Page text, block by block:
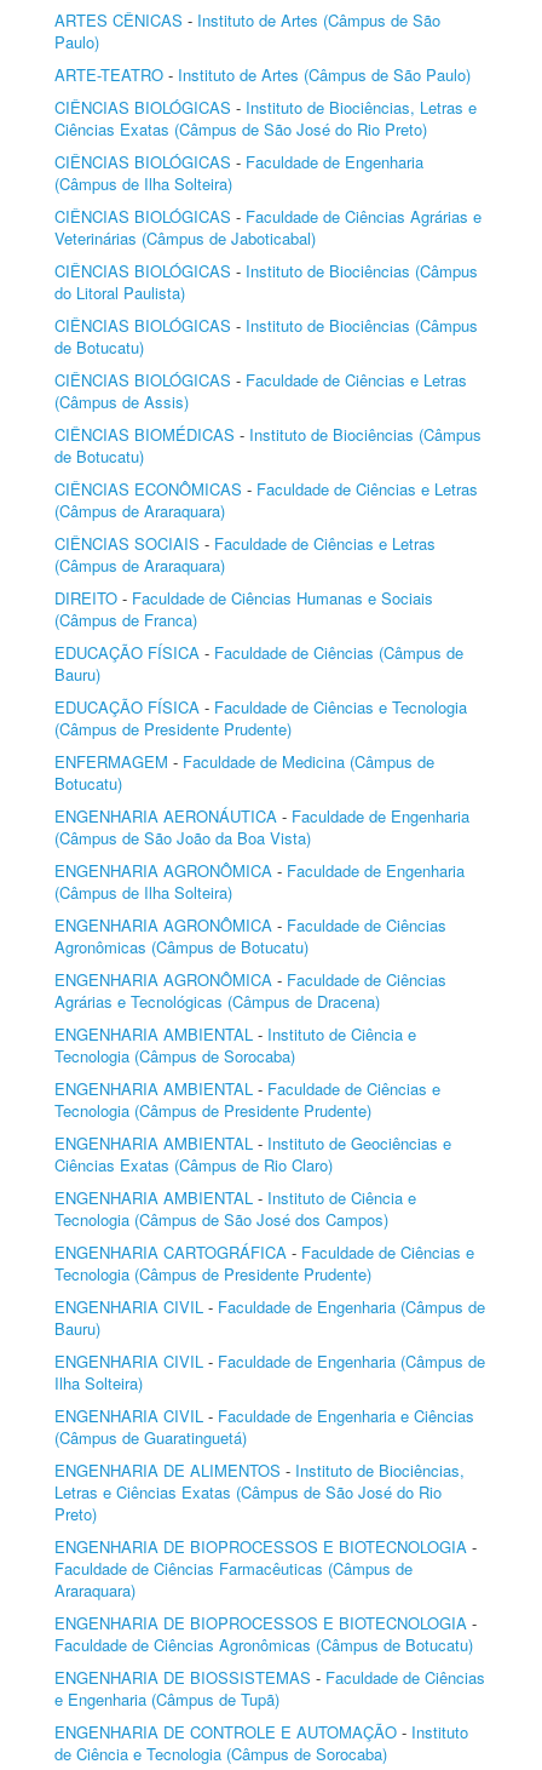
ARTES CÊNICAS - Instituto de Artes (Câmpus de São
Paulo)
ARTE-TEATRO - Instituto de Artes (Câmpus de São Paulo)
CIÊNCIAS BIOLÓGICAS - Instituto de Biociências, Letras e
Ciências Exatas (Câmpus de São José do Rio Preto)
CIÊNCIAS BIOLÓGICAS - Faculdade de Engenharia
(Câmpus de Ilha Solteira)
CIÊNCIAS BIOLÓGICAS - Faculdade de Ciências Agrárias e
Veterinárias (Câmpus de Jaboticabal)
CIÊNCIAS BIOLÓGICAS - Instituto de Biociências (Câmpus
do Litoral Paulista)
CIÊNCIAS BIOLÓGICAS - Instituto de Biociências (Câmpus
de Botucatu)
CIÊNCIAS BIOLÓGICAS - Faculdade de Ciências e Letras
(Câmpus de Assis)
CIÊNCIAS BIOMÉDICAS - Instituto de Biociências (Câmpus
de Botucatu)
CIÊNCIAS ECONÔMICAS - Faculdade de Ciências e Letras
(Câmpus de Araraquara)
CIÊNCIAS SOCIAIS - Faculdade de Ciências e Letras
(Câmpus de Araraquara)
DIREITO - Faculdade de Ciências Humanas e Sociais
(Câmpus de Franca)
EDUCAÇÃO FÍSICA - Faculdade de Ciências (Câmpus de
Bauru)
EDUCAÇÃO FÍSICA - Faculdade de Ciências e Tecnologia
(Câmpus de Presidente Prudente)
ENFERMAGEM - Faculdade de Medicina (Câmpus de
Botucatu)
ENGENHARIA AERONÁUTICA - Faculdade de Engenharia
(Câmpus de São João da Boa Vista)
ENGENHARIA AGRONÔMICA - Faculdade de Engenharia
(Câmpus de Ilha Solteira)
ENGENHARIA AGRONÔMICA - Faculdade de Ciências
Agronômicas (Câmpus de Botucatu)
ENGENHARIA AGRONÔMICA - Faculdade de Ciências
Agrárias e Tecnológicas (Câmpus de Dracena)
ENGENHARIA AMBIENTAL - Instituto de Ciência e
Tecnologia (Câmpus de Sorocaba)
ENGENHARIA AMBIENTAL - Faculdade de Ciências e
Tecnologia (Câmpus de Presidente Prudente)
ENGENHARIA AMBIENTAL - Instituto de Geociências e
Ciências Exatas (Câmpus de Rio Claro)
ENGENHARIA AMBIENTAL - Instituto de Ciência e
Tecnologia (Câmpus de São José dos Campos)
ENGENHARIA CARTOGRÁFICA - Faculdade de Ciências e
Tecnologia (Câmpus de Presidente Prudente)
ENGENHARIA CIVIL - Faculdade de Engenharia (Câmpus de
Bauru)
ENGENHARIA CIVIL - Faculdade de Engenharia (Câmpus de
Ilha Solteira)
ENGENHARIA CIVIL - Faculdade de Engenharia e Ciências
(Câmpus de Guaratinguetá)
ENGENHARIA DE ALIMENTOS - Instituto de Biociências,
Letras e Ciências Exatas (Câmpus de São José do Rio
Preto)
ENGENHARIA DE BIOPROCESSOS E BIOTECNOLOGIA -
Faculdade de Ciências Farmacêuticas (Câmpus de
Araraquara)
ENGENHARIA DE BIOPROCESSOS E BIOTECNOLOGIA -
Faculdade de Ciências Agronômicas (Câmpus de Botucatu)
ENGENHARIA DE BIOSSISTEMAS - Faculdade de Ciências
e Engenharia (Câmpus de Tupã)
ENGENHARIA DE CONTROLE E AUTOMAÇÃO - Instituto
de Ciência e Tecnologia (Câmpus de Sorocaba)